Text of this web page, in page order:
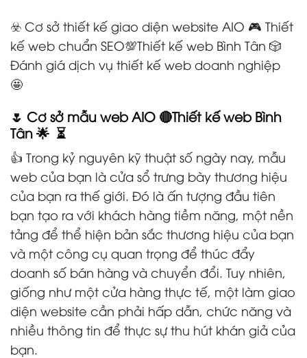
☣️ Cơ sở thiết kế giao diện website AIO 🎮 Thiết
kế web chuẩn SEO💯Thiết kế web Bình Tân 🎲
Đánh giá dịch vụ thiết kế web doanh nghiệp
🤩
🌷 Cơ sở mẫu web AIO 🔴Thiết kế web Bình
Tân 🌟 ⏳
👍 Trong kỷ nguyên kỹ thuật số ngày nay, mẫu
web của bạn là cửa sổ trưng bày thương hiệu
của bạn ra thế giới. Đó là ấn tượng đầu tiên
bạn tạo ra với khách hàng tiềm năng, một nền
tảng để thể hiện bản sắc thương hiệu của bạn
và một công cụ quan trọng để thúc đẩy
doanh số bán hàng và chuyển đổi. Tuy nhiên,
giống như một cửa hàng thực tế, một làm giao
diện website cần phải hấp dẫn, chức năng và
nhiều thông tin để thực sự thu hút khán giả của
bạn.